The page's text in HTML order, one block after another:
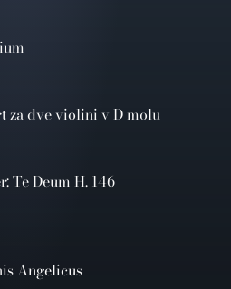
za dve violini v D molu
Te Deum H. 146
Angelicus